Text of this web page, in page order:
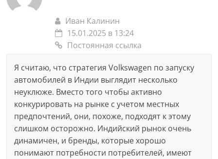
Иван Калинин
15.01.2025 в 13:24
Постоянная ссылка
Я считаю, что стратегия Volkswagen по запуску
автомобилей в Индии выглядит несколько
неуклюже. Вместо того чтобы активно
конкурировать на рынке с учетом местных
предпочтений, они, похоже, подходят к этому
слишком осторожно. Индийский рынок очень
динамичен, и бренды, которые хорошо
понимают потребности потребителей, имеют